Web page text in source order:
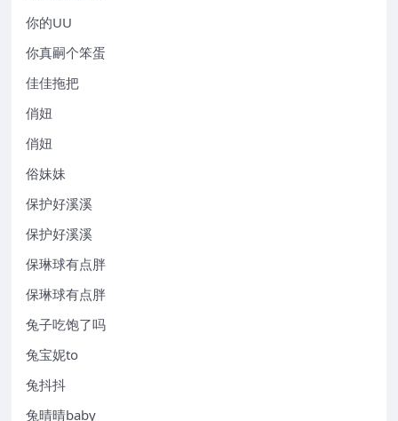
你的UU
你真嗣个笨蛋
佳佳拖把
俏妞
俏妞
俗妹妹
保护好溪溪
保护好溪溪
保琳球有点胖
保琳球有点胖
兔子吃饱了吗
兔宝妮to
兔抖抖
兔晴晴baby